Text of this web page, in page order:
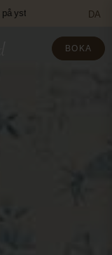
Saltsjöbad — Boka
DA
BOKA